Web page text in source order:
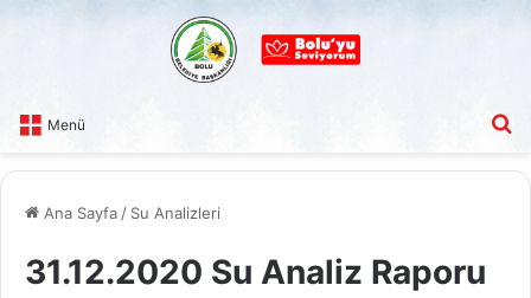
Menü
Ana Sayfa / Su Analizleri
31.12.2020 Su Analiz Raporu